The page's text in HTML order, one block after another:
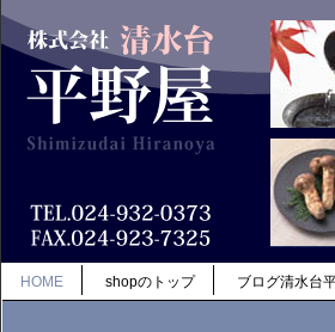
HOME shopのトップ ブログ清水台